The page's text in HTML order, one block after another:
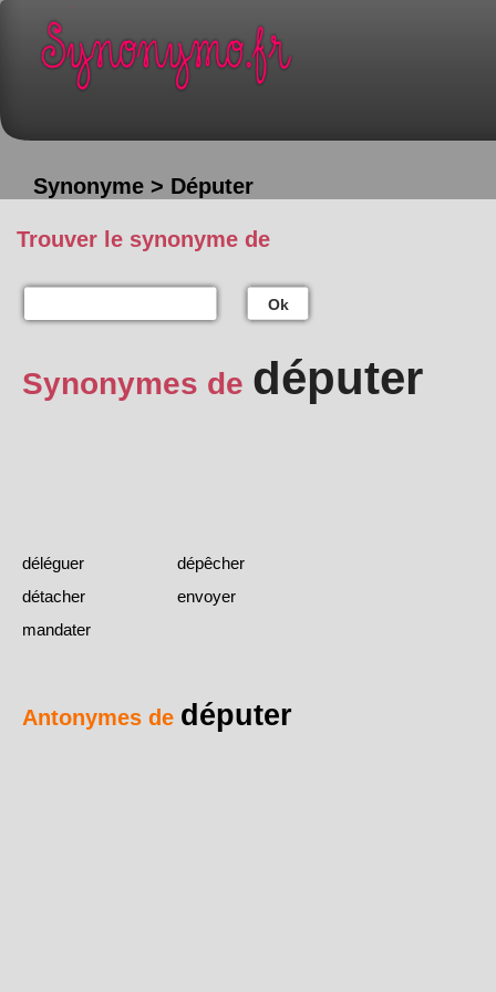
Synonyme > Députer
Trouver le synonyme de
Ok
Synonymes de députer
déléguer
dépêcher
détacher
envoyer
mandater
Antonymes de députer